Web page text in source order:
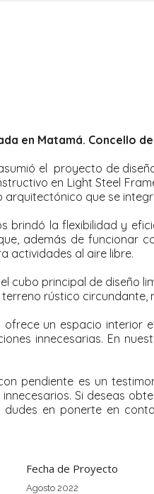
en Matamá. Concello
el proyecto de
en Light Steel
arquitectónico que se
brindó la flexibilidad y
además de funcionar
actividades al aire libre.
cubo principal de diseño
rústico
un espacio interior
innecesarias. En
pendiente es un
Si deseas
dudes en ponerte en
Fecha de Proyecto
Agosto 2022